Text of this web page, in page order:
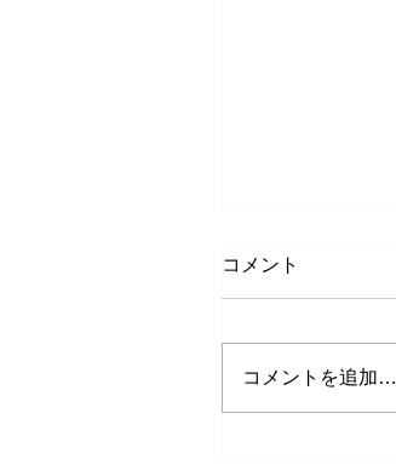
コメント
コメントを追加…